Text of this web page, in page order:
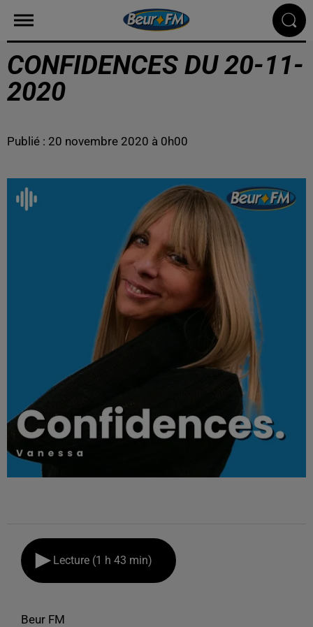
CONFIDENCES DU 20-11-
2020
Publié : 20 novembre 2020 à 0h00
Lecture (1 h 43 min)
Beur FM